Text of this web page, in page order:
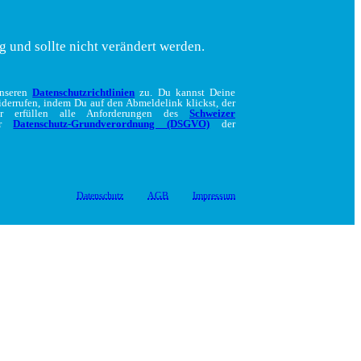
und sollte nicht verändert werden.
Datenschutzrichtlinien zu. Du kannst Deine
indem Du auf den Abmeldelink klickst, der
alle Anforderungen des Schweizer
Datenschutz-Grundverordnung (DSGVO) der
Datenschutz AGB Impressum